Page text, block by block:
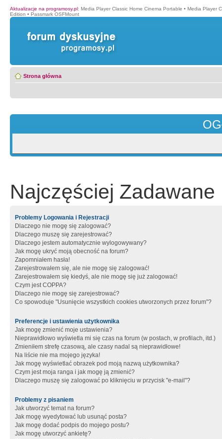
Aktualizacje na programosy.pl: Media Player Classic Home Cinema Portable • Media Player
Edition • Passmark OSFMount
Strona główna
Najczęściej Zadawane
Problemy Logowania i Rejestracji
Dlaczego nie mogę się zalogować?
Dlaczego muszę się zarejestrować?
Dlaczego jestem automatycznie wylogowywany?
Jak mogę ukryć moją obecność na forum?
Zapomniałem hasła!
Zarejestrowałem się, ale nie mogę się zalogować!
Zarejestrowałem się kiedyś, ale nie mogę się już zalogować!
Czym jest COPPA?
Dlaczego nie mogę się zarejestrować?
Co spowoduje "Usunięcie wszystkich cookies utworzonych przez forum"?
Preferencje i ustawienia użytkownika
Jak mogę zmienić moje ustawienia?
Nieprawidłowo wyświetla mi się czas na forum (w postach, w profilach, itd.)
Zmieniłem strefę czasową, ale czasy nadal są nieprawidłowe!
Na liście nie ma mojego języka!
Jak mogę wyświetlać obrazek pod moją nazwą użytkownika?
Czym jest moja ranga i jak mogę ją zmienić?
Dlaczego muszę się zalogować po kliknięciu w przycisk "e-mail"?
Problemy z pisaniem
Jak utworzyć temat na forum?
Jak mogę wyedytować lub usunąć posta?
Jak mogę dodać podpis do mojego postu?
Jak mogę utworzyć ankietę?